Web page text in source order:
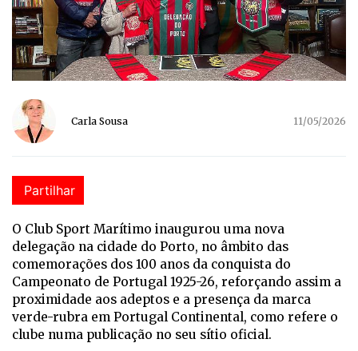
Carla Sousa 11/05/2026
Partilhar
O Club Sport Marítimo inaugurou uma nova
delegação na cidade do Porto, no âmbito das
comemorações dos 100 anos da conquista do
Campeonato de Portugal 1925-26, reforçando assim a
proximidade aos adeptos e a presença da marca
verde-rubra em Portugal Continental, como refere o
clube numa publicação no seu sítio oficial.